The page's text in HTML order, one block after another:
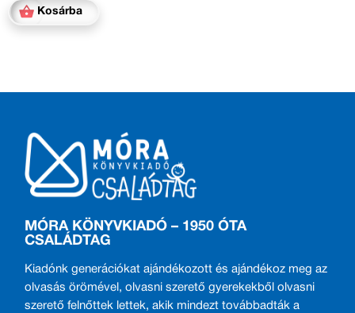
Kosárba
MÓRA KÖNYVKIADÓ – 1950 ÓTA
CSALÁDTAG
Kiadónk generációkat ajándékozott és ajándékoz meg az
olvasás örömével, olvasni szerető gyerekekből olvasni
szerető felnőttek lettek, akik mindezt továbbadták a